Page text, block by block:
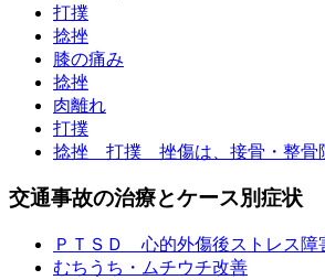
打撲
捻挫
膝の痛み
捻挫
肉離れ
打撲
捻挫 打撲 挫傷は、接骨・整骨
交通事故の治療とケース別症状
ＰＴＳＤ 心的外傷後ストレス障
むちうち・ムチウチ改善